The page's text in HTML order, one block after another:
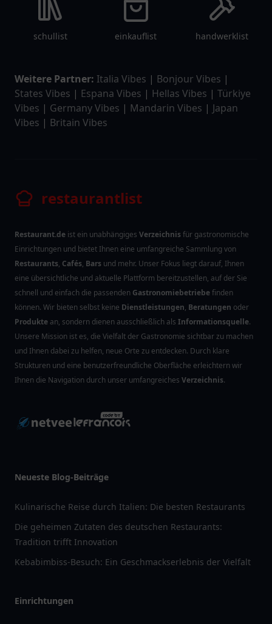
schullist einkauflist handwerklist
Weitere Partner: Italia Vibes | Bonjour Vibes |
States Vibes | Espana Vibes | Hellas Vibes | Türkiye
Vibes | Germany Vibes | Mandarin Vibes | Japan
Vibes | Britain Vibes
restaurantlist
Restaurant.de ist ein unabhängiges Verzeichnisfür gastronomische
Einrichtungen und bietet Ihnen eine umfangreiche Sammlung von
Restaurants, Cafés, Bars und mehr. Unser Fokus liegt darauf, Ihnen
eine übersichtliche und aktuelle Plattform bereitzustellen, auf der Sie
schnell und einfach die passenden Gastronomiebetriebefinden
können. Wir bieten selbst keine Dienstleistungen, Beratungen oder
Produkte an, sondern dienen ausschließlich als Informationsquelle.
Unsere Mission ist es, die Vielfalt der Gastronomie sichtbar zu machen
und Ihnen dabei zu helfen, neue Orte zu entdecken. Durch klare
Strukturen und eine benutzerfreundliche Oberfläche erleichtern wir
Ihnen die Navigation durch unser umfangreiches Verzeichnis.
Neueste Blog-Beiträge
Kulinarische Reise durch Italien: Die besten Restaurants
Die geheimen Zutaten des deutschen Restaurants:
Tradition trifft Innovation
Kebabimbiss-Besuch: Ein Geschmackserlebnis der Vielfalt
Einrichtungen